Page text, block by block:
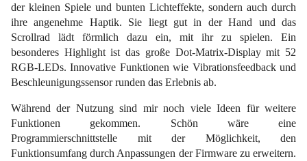
der kleinen Spiele und bunten Lichteffekte, sondern auch durch
ihre angenehme Haptik. Sie liegt gut in der Hand und das
Scrollrad lädt förmlich dazu ein, mit ihr zu spielen. Ein
besonderes Highlight ist das große Dot-Matrix-Display mit 52
RGB-LEDs. Innovative Funktionen wie Vibrationsfeedback und
Beschleunigungssensor runden das Erlebnis ab.
Während der Nutzung sind mir noch viele Ideen für weitere
Funktionen gekommen. Schön wäre eine
Programmierschnittstelle mit der Möglichkeit, den
Funktionsumfang durch Anpassungen der Firmware zu erweitern.